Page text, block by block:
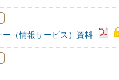
（情報サービス）資料